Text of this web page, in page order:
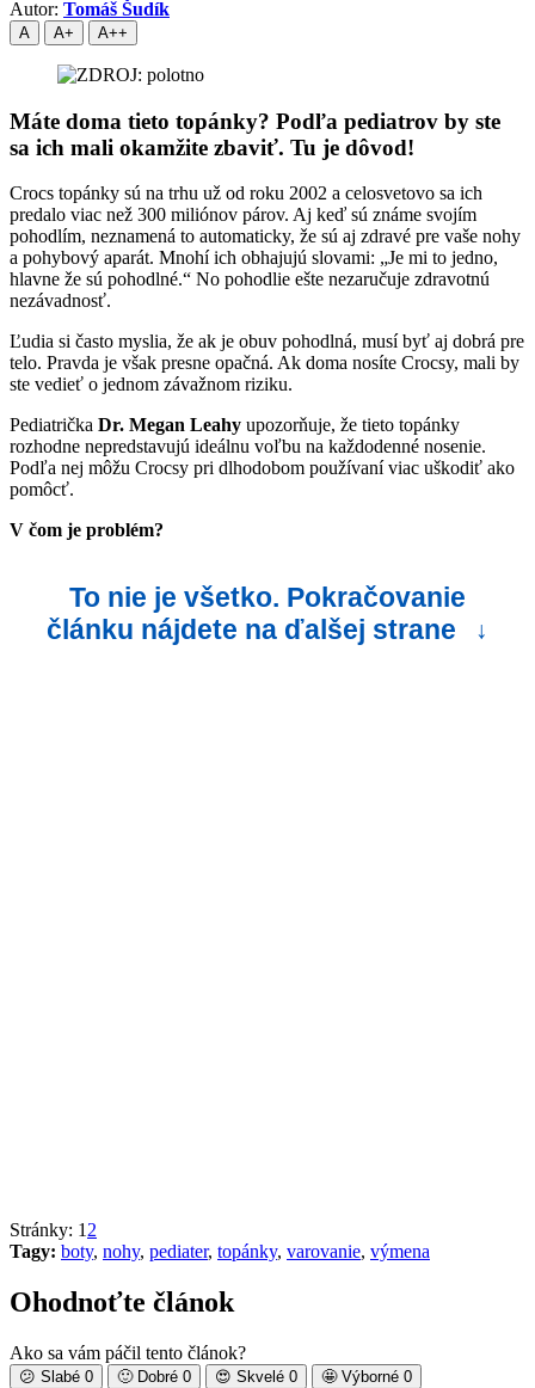
Autor: Tomáš Šudík
A A+ A++
Máte doma tieto topánky? Podľa pediatrov by ste
sa ich mali okamžite zbaviť. Tu je dôvod!
Crocs topánky sú na trhu už od roku 2002 a celosvetovo sa ich
predalo viac než 300 miliónov párov. Aj keď sú známe svojím
pohodlím, neznamená to automaticky, že sú aj zdravé pre vaše nohy
a pohybový aparát. Mnohí ich obhajujú slovami: „Je mi to jedno,
hlavne že sú pohodlné.“ No pohodlie ešte nezaručuje zdravotnú
nezávadnosť.
Ľudia si často myslia, že ak je obuv pohodlná, musí byť aj dobrá pre
telo. Pravda je však presne opačná. Ak doma nosíte Crocsy, mali by
ste vedieť o jednom závažnom riziku.
Pediatrička Dr. Megan Leahy upozorňuje, že tieto topánky
rozhodne nepredstavujú ideálnu voľbu na každodenné nosenie.
Podľa nej môžu Crocsy pri dlhodobom používaní viac uškodiť ako
pomôcť.
V čom je problém?
To nie je všetko. Pokračovanie
článku nájdete na ďalšej strane
↓
Stránky: 1 2
Tagy: boty, nohy, pediater, topánky, varovanie, výmena
Ohodnoťte článok
Ako sa vám páčil tento článok?
😕 Slabé 0 🙂 Dobré 0 😍 Skvelé 0 🤩 Výborné 0